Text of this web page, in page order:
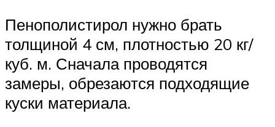
Пенополистирол нужно брать
толщиной 4 см, плотностью 20 кг/
куб. м. Сначала проводятся
замеры, обрезаются подходящие
куски материала.